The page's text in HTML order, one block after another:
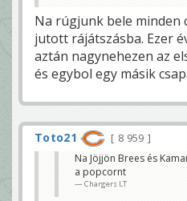
Na rúgjunk bele minden
jutott rájátszásba. Ezer
aztán nagynehezen az
és egybol egy másik
Toto21
8 959
Na Jöjjön Brees és
a popcornt
Chargers LT